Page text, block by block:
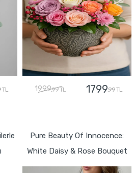
TL 1999,99 TL 1799,99 TL
Pure Beauty Of Innocence:
White Daisy & Rose Bouquet